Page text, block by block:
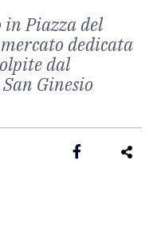
in Piazza del
dedicata
dal
Ginesio